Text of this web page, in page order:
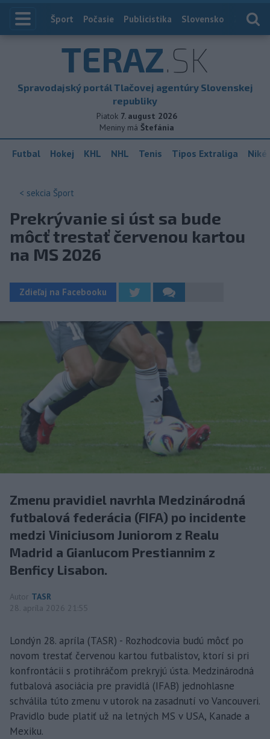
Index
Šport Počasie Publicistika Slovensko
TERAZ.SK
Spravodajský portál Tlačovej agentúry Slovenskej
republiky
Piatok 7. august 2026
Meniny má Štefánia
Futbal Hokej KHL NHL Tenis Tipos Extraliga
< sekcia Šport
Prekrývanie si úst sa bude
môcť trestať červenou kartou
na MS 2026
Zdieľaj na Facebooku
Zmenu pravidiel navrhla Medzinárodná
futbalová federácia (FIFA) po incidente
medzi Viniciusom Juniorom z Realu
Madrid a Gianlucom Prestiannim z
Benficy Lisabon.
Autor TASR
28. apríla 2026 21:55
Londýn 28. apríla (TASR) - Rozhodcovia budú môcť po
novom trestať červenou kartou futbalistov, ktorí si pri
konfrontácii s protihráčom prekryjú ústa. Medzinárodná
futbalová asociácia pre pravidlá (IFAB) jednohlasne
schválila túto zmenu v utorok na zasadnutí vo Vancouveri.
Pravidlo bude platiť už na letných MS v USA, Kanade a
Mexiku.